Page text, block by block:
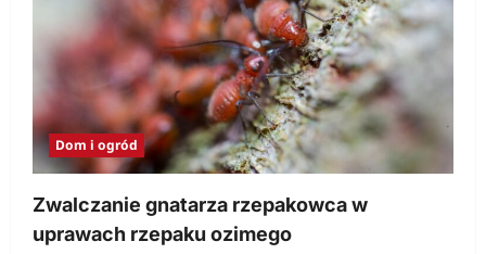
Dom i ogród
Zwalczanie gnatarza rzepakowca w
uprawach rzepaku ozimego